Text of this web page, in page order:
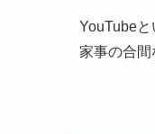
YouTube
家事の合間